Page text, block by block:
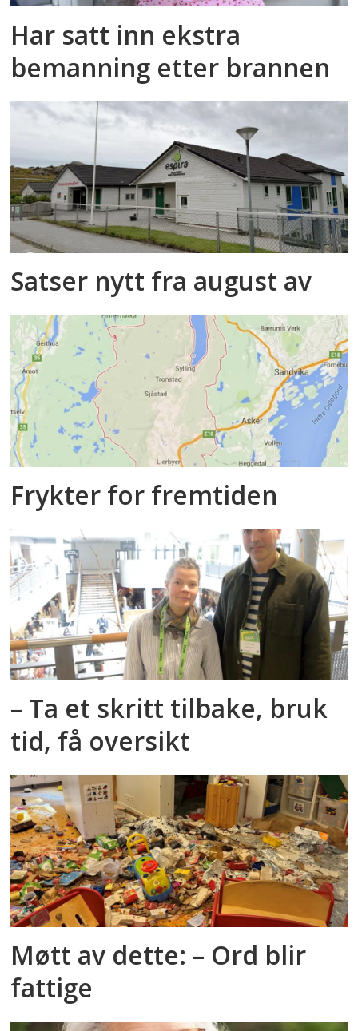
Har satt inn ekstra
bemanning etter brannen
Satser nytt fra august av
Frykter for fremtiden
– Ta et skritt tilbake, bruk
tid, få oversikt
Møtt av dette: – Ord blir
fattige